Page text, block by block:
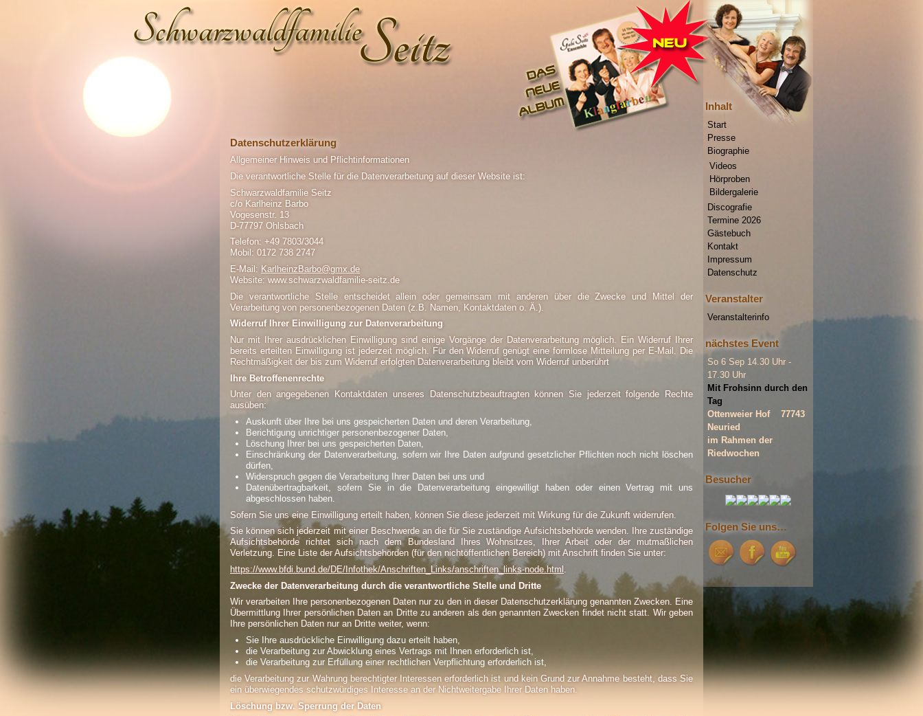
Inhalt
Start
Presse
Biographie
Videos
Hörproben
Bildergalerie
Discografie
Termine 2026
Gästebuch
Kontakt
Impressum
Datenschutz
Veranstalter
Veranstalterinfo
nächstes Event
So 6 Sep 14.30 Uhr -
17.30 Uhr
Mit Frohsinn durch den
Tag
Ottenweier Hof 77743
Neuried
im Rahmen der
Riedwochen
Besucher
Folgen Sie uns…
Datenschutzerklärung
Allgemeiner Hinweis und Pflichtinformationen
Die verantwortliche Stelle für die Datenverarbeitung auf dieser Website ist:
Schwarzwaldfamilie Seitz
c/o Karlheinz Barbo
Vogesenstr. 13
D-77797 Ohlsbach
Telefon: +49 7803/3044
Mobil: 0172 738 2747
E-Mail: KarlheinzBarbo@gmx.de
Website: www.schwarzwaldfamilie-seitz.de
Die verantwortliche Stelle entscheidet allein oder gemeinsam mit anderen über die Zwecke und Mittel der
Verarbeitung von personenbezogenen Daten (z.B. Namen, Kontaktdaten o. Ä.).
Widerruf Ihrer Einwilligung zur Datenverarbeitung
Nur mit Ihrer ausdrücklichen Einwilligung sind einige Vorgänge der Datenverarbeitung möglich. Ein Widerruf Ihrer
bereits erteilten Einwilligung ist jederzeit möglich. Für den Widerruf genügt eine formlose Mitteilung per E-Mail. Die
Rechtmäßigkeit der bis zum Widerruf erfolgten Datenverarbeitung bleibt vom Widerruf unberührt
Ihre Betroffenenrechte
Unter den angegebenen Kontaktdaten unseres Datenschutzbeauftragten können Sie jederzeit folgende Rechte
ausüben:
Auskunft über Ihre bei uns gespeicherten Daten und deren Verarbeitung,
Berichtigung unrichtiger personenbezogener Daten,
Löschung Ihrer bei uns gespeicherten Daten,
Einschränkung der Datenverarbeitung, sofern wir Ihre Daten aufgrund gesetzlicher Pflichten noch nicht löschen
dürfen,
Widerspruch gegen die Verarbeitung Ihrer Daten bei uns und
Datenübertragbarkeit, sofern Sie in die Datenverarbeitung eingewilligt haben oder einen Vertrag mit uns
abgeschlossen haben.
Sofern Sie uns eine Einwilligung erteilt haben, können Sie diese jederzeit mit Wirkung für die Zukunft widerrufen.
Sie können sich jederzeit mit einer Beschwerde an die für Sie zuständige Aufsichtsbehörde wenden. Ihre zuständige
Aufsichtsbehörde richtet sich nach dem Bundesland Ihres Wohnsitzes, Ihrer Arbeit oder der mutmaßlichen
Verletzung. Eine Liste der Aufsichtsbehörden (für den nichtöffentlichen Bereich) mit Anschrift finden Sie unter:
https://www.bfdi.bund.de/DE/Infothek/Anschriften_Links/anschriften_links-node.html .
Zwecke der Datenverarbeitung durch die verantwortliche Stelle und Dritte
Wir verarbeiten Ihre personenbezogenen Daten nur zu den in dieser Datenschutzerklärung genannten Zwecken. Eine
Übermittlung Ihrer persönlichen Daten an Dritte zu anderen als den genannten Zwecken findet nicht statt. Wir geben
Ihre persönlichen Daten nur an Dritte weiter, wenn:
Sie Ihre ausdrückliche Einwilligung dazu erteilt haben,
die Verarbeitung zur Abwicklung eines Vertrags mit Ihnen erforderlich ist,
die Verarbeitung zur Erfüllung einer rechtlichen Verpflichtung erforderlich ist,
die Verarbeitung zur Wahrung berechtigter Interessen erforderlich ist und kein Grund zur Annahme besteht, dass Sie
ein überwiegendes schutzwürdiges Interesse an der Nichtweitergabe Ihrer Daten haben.
Löschung bzw. Sperrung der Daten